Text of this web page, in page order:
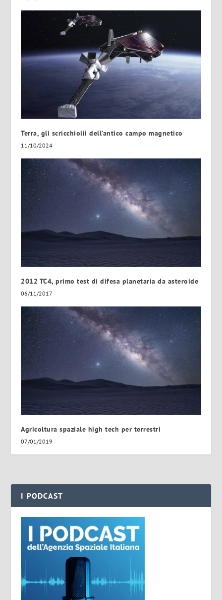
Terra, gli scricchiolii dell’antico campo magnetico
11/10/2024
2012 TC4, primo test di difesa planetaria da asteroide
06/11/2017
Agricoltura spaziale high tech per terrestri
07/01/2019
I PODCAST